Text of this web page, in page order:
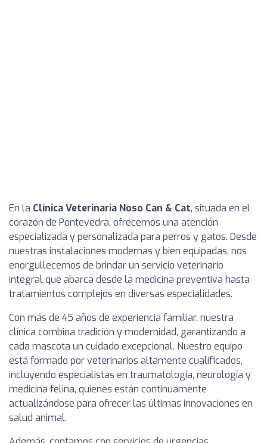
En la Clínica Veterinaria Noso Can & Cat, situada en el
corazón de Pontevedra, ofrecemos una atención
especializada y personalizada para perros y gatos. Desde
nuestras instalaciones modernas y bien equipadas, nos
enorgullecemos de brindar un servicio veterinario
integral que abarca desde la medicina preventiva hasta
tratamientos complejos en diversas especialidades.
Con más de 45 años de experiencia familiar, nuestra
clínica combina tradición y modernidad, garantizando a
cada mascota un cuidado excepcional. Nuestro equipo
está formado por veterinarios altamente cualificados,
incluyendo especialistas en traumatología, neurología y
medicina felina, quienes están continuamente
actualizándose para ofrecer las últimas innovaciones en
salud animal.